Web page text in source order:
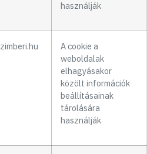
használják
zimberi.hu
A cookie a
weboldalak
elhagyásakor
közölt információk
beállításainak
tárolására
használják